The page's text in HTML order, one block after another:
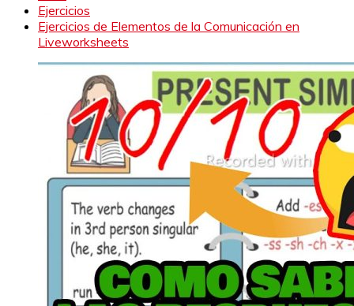
Ejercicios
Ejercicios de Elementos de la Comunicación en
Liveworksheets